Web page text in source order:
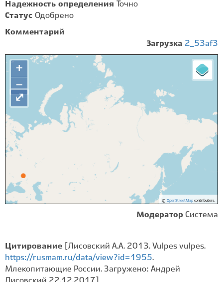
Надежность определения
Точно
Статус Одобрено
Комментарий
Загрузка 2_53af3
+
−
© OpenStreetMapcontributors.
⤢
Модератор Система
Цитирование
[Лисовский А.А. 2013. Vulpes vulpes.
https://rusmam.ru/data/view?id=1955.
Млекопитающие России. Загружено: Андрей